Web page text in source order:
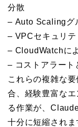
分散
– Auto Scalingグ
– VPCセキュリ
– CloudWatchに
– コストアラート
これらの複雑な
合、経験豊富な
る作業が、
十分に短縮されま